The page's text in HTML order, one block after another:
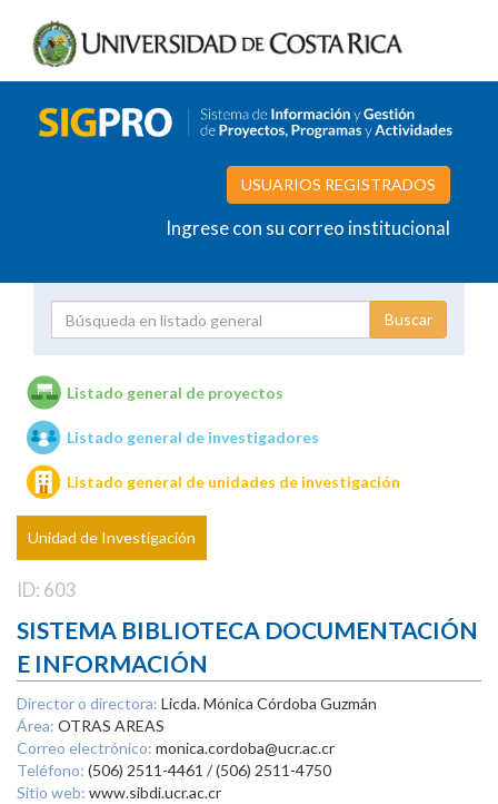
USUARIOS REGISTRADOS
Ingrese con su correo institucional
Unidades de investigación
Listado general de proyectos
Listado general de investigadores
Listado general de unidades de investigación
Unidad de Investigación
ID: 603
SISTEMA BIBLIOTECA DOCUMENTACIÓN
E INFORMACIÓN
Director o directora: Licda. Mónica Córdoba Guzmán
Área: OTRAS AREAS
Correo electrónico: monica.cordoba@ucr.ac.cr
Teléfono: (506) 2511-4461 / (506) 2511-4750
Sitio web: www.sibdi.ucr.ac.cr